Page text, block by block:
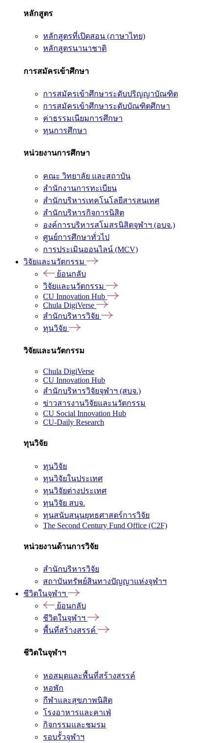
หลักสูตร
หลักสูตรที่เปิดสอน (ภาษาไทย)
หลักสูตรนานาชาติ
การสมัครเข้าศึกษา
การสมัครเข้าศึกษาระดับปริญญาบัณฑิต
การสมัครเข้าศึกษาระดับบัณฑิตศึกษา
ค่าธรรมเนียมการศึกษา
ทุนการศึกษา
หน่วยงานการศึกษา
คณะ วิทยาลัย และสถาบัน
สำนักงานการทะเบียน
สำนักบริหารเทคโนโลยีสารสนเทศ
สำนักบริหารกิจการนิสิต
องค์การบริหารสโมสรนิสิตจุฬาฯ (อบจ.)
ศูนย์การศึกษาทั่วไป
การประเมินออนไลน์ (MCV)
วิจัยและนวัตกรรม
ย้อนกลับ
วิจัยและนวัตกรรม
CU Innovation Hub
Chula DigiVerse
สำนักบริหารวิจัย
ทุนวิจัย
วิจัยและนวัตกรรม
Chula DigiVerse
CU Innovation Hub
สำนักบริหารวิจัยจุฬาฯ (สบจ.)
ข่าวสารงานวิจัยและนวัตกรรม
CU Social Innovation Hub
CU-Daily Research
ทุนวิจัย
ทุนวิจัย
ทุนวิจัยในประเทศ
ทุนวิจัยต่างประเทศ
ทุนวิจัย สบจ.
ทุนสนับสนุนยุทธศาสตร์การวิจัย
The Second Century Fund Office (C2F)
หน่วยงานด้านการวิจัย
สำนักบริหารวิจัย
สถาบันทรัพย์สินทางปัญญาแห่งจุฬาฯ
ชีวิตในจุฬาฯ
ย้อนกลับ
ชีวิตในจุฬาฯ
พื้นที่สร้างสรรค์
ชีวิตในจุฬาฯ
หอสมุดและพื้นที่สร้างสรรค์
หอพัก
กีฬาและสุขภาพนิสิต
โรงอาหารและคาเฟ่
กิจกรรมและชมรม
รอบรั้วจุฬาฯ